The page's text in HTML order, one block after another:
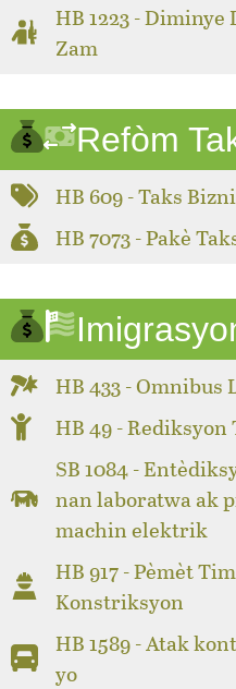
HB 1223 -
Zam
Refòm
HB 609 - Taks
HB 7073 - Pakè
HB 433 -
HB 49 -
SB 1084 -
nan laboratwa ak
machin elektrik
HB 917 - Pèmèt
Konstriksyon
HB 1589 - Atak
yo